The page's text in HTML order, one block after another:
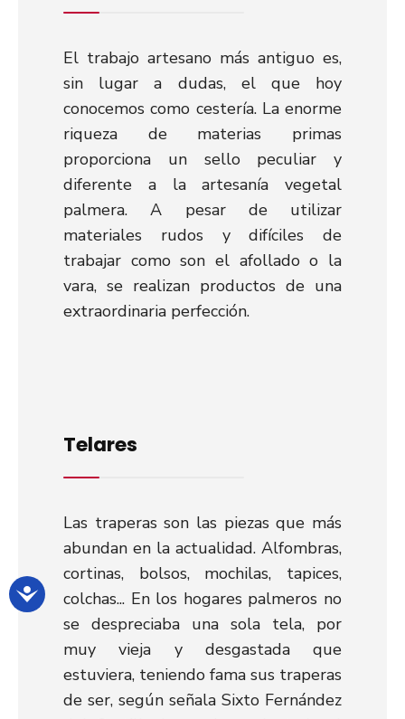
El trabajo artesano más antiguo es,
sin lugar a dudas, el que hoy
conocemos como cestería. La enorme
riqueza de materias primas
proporciona un sello peculiar y
diferente a la artesanía vegetal
palmera. A pesar de utilizar
materiales rudos y difíciles de
trabajar como son el afollado o la
vara, se realizan productos de una
extraordinaria perfección.
Telares
Las traperas son las piezas que más
abundan en la actualidad. Alfombras,
cortinas, bolsos, mochilas, tapices,
colchas... En los hogares palmeros no
se despreciaba una sola tela, por
muy vieja y desgastada que
estuviera, teniendo fama sus traperas
de ser, según señala Sixto Fernández